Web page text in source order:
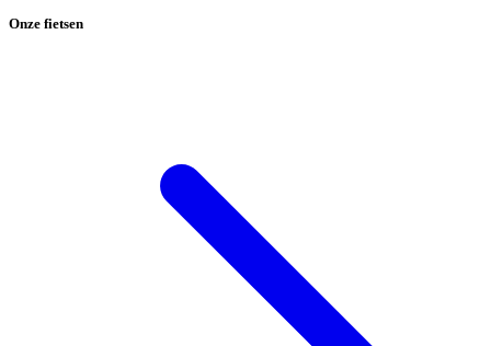
Onze fietsen